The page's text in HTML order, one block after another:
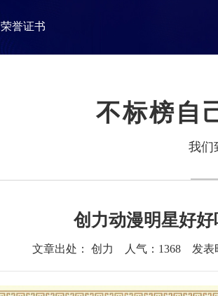
荣誉证书
不标榜自
我们
创力动漫明星好
文章出处： 创力 人气： 1368 发表